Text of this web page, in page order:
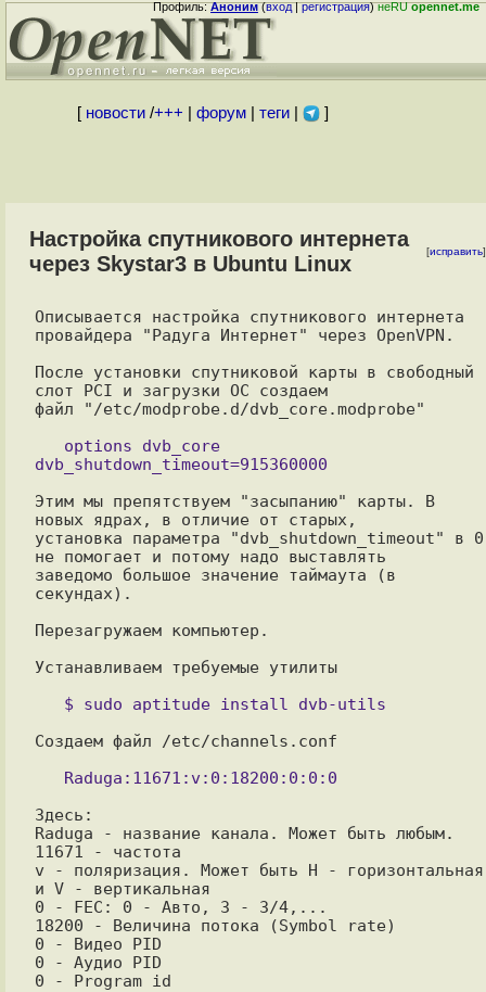
Профиль:Аноним(вход|регистрация)неRUopennet.me
[ новости/+++ форум| теги| ]
Настройка спутникового интернета
через Skystar3 в Ubuntu Linux
[исправить]
Описывается настройка спутникового интернета
провайдера "Радуга Интернет" через OpenVPN.
После установки спутниковой карты в свободный
слот PCI и загрузки ОС создаем
файл "/etc/modprobe.d/dvb_core.modprobe"
Этим мы препятствуем "засыпанию" карты. В
новых ядрах, в отличие от старых,
установка параметра "dvb_shutdown_timeout" в 0
не помогает и потому надо выставлять
заведомо большое значение таймаута (в
секундах).
Перезагружаем компьютер.
Устанавливаем требуемые утилиты
Создаем файл /etc/channels.conf
Здесь:
Raduga - название канала. Может быть любым.
11671 - частота
v - поляризация. Может быть H - горизонтальная
и V - вертикальная
0 - FEC: 0 - Авто, 3 - 3/4,...
18200 - Величина потока (Symbol rate)
0 - Видео PID
0 - Аудио PID
0 - Program id